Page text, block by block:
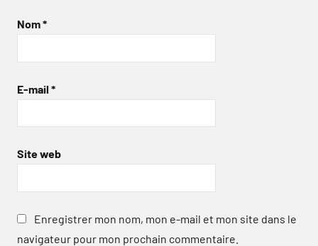
Nom*
E-mail *
Site web
Enregistrer mon nom, mon e-mail et mon site dans le
navigateur pour mon prochain commentaire.